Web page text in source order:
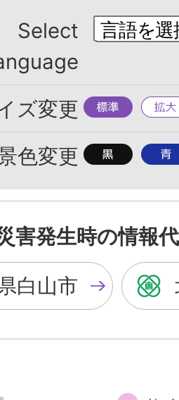
Select
ズ変更 標
準
拡
大
色変更 背
色
を
黒
色
に
背
色
を
青
色
に
害発生時の情報
白山市